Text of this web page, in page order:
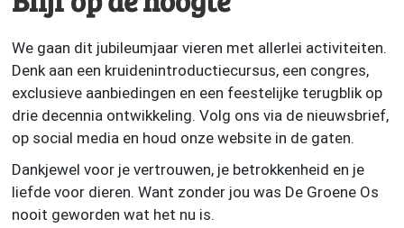
We gaan dit jubileumjaar vieren met allerlei activiteiten.
Denk aan een kruidenintroductiecursus, een congres,
exclusieve aanbiedingen en een feestelijke terugblik op
drie decennia ontwikkeling. Volg ons via de nieuwsbrief,
op social media en houd onze website in de gaten.
Dankjewel voor je vertrouwen, je betrokkenheid en je
liefde voor dieren. Want zonder jou was De Groene Os
nooit geworden wat het nu is.